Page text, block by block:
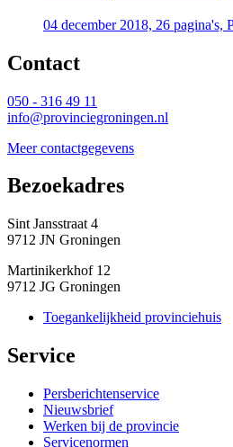
04 december 2018, 26 pagina's,
Contact
050 - 316 49 11
info@provinciegroningen.nl
Meer contactgegevens
Bezoekadres
Sint Jansstraat 4
9712 JN Groningen
Martinikerkhof 12
9712 JG Groningen
Toegankelijkheid provinciehuis
Service
Persberichtenservice
Nieuwsbrief
Werken bij de provincie
Servicenormen